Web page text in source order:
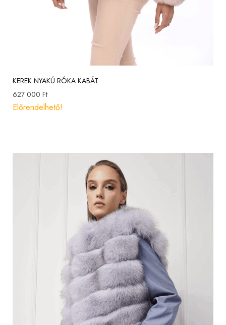
KEREK NYAKÚ RÓKA KABÁT
627 000 Ft
Előrendelhető!